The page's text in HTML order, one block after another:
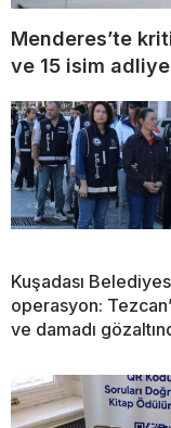
Menderes’te
ve 15 isim
Kuşadası
operasyon:
ve damadı